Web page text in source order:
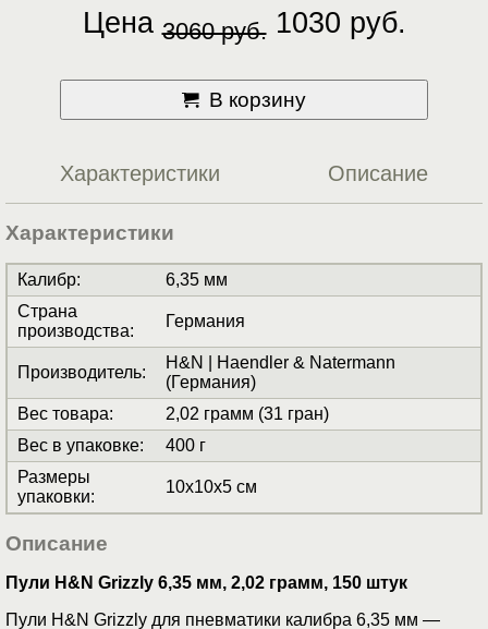
Цена 3060 руб. 1030 руб.
В корзину
Характеристики Описание
Характеристики
Калибр:
6,35 мм
Страна
производства:
Германия
Производитель:
H&N | Haendler & Natermann
(Германия)
Вес товара:
2,02 грамм (31 гран)
Вес в упаковке:
400 г
Размеры
упаковки:
10x10x5 см
Описание
Пули H&N Grizzly 6,35 мм, 2,02 грамм, 150 штук
Пули H&N Grizzly для пневматики калибра 6,35 мм —